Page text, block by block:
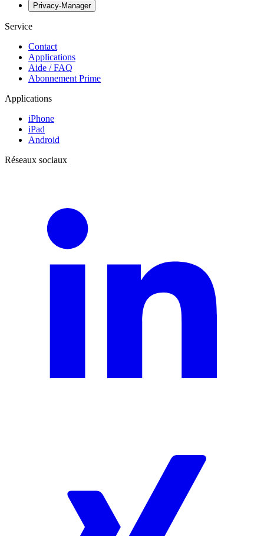
Privacy-Manager
Service
Contact
Applications
Aide / FAQ
Abonnement Prime
Applications
iPhone
iPad
Android
Réseaux sociaux